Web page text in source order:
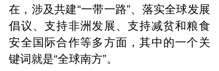
在，涉及共建“一带一路”、落实全球发展
倡议、支持非洲发展、支持减贫和粮食
安全国际合作等多方面，其中的一个关
键词就是“全球南方”。